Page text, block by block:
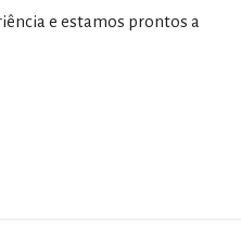
e estamos prontos a